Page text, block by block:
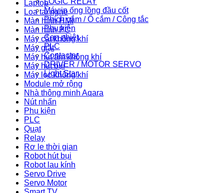
Máy in ống lồng đầu cốt
Phích cắm / Ổ cắm / Công tắc
Phụ kiện
Can nhiệt
PLC
Contactor
DRIVER / MOTOR SERVO
Light Star
Laptop
Loa tai nghe
Màn hình HMI
Màn hình PC
Máy cắt không khí
Máy giặt
Máy hút ẩm không khí
Máy hút bụi
Máy lọc không khí
Module mở rộng
Nhà thông minh Aqara
Nút nhấn
Phụ kiện
PLC
Quạt
Relay
Rơ le thời gian
Robot hút bụi
Robot lau kính
Servo Drive
Servo Motor